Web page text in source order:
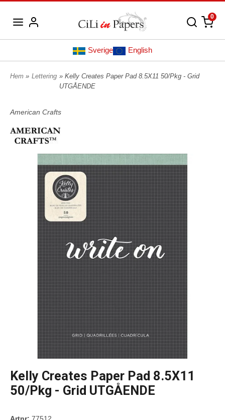
0
Sverige English
Hem » Lettering » Kelly Creates Paper Pad 8.5X11 50/Pkg - Grid
UTGÅENDE
American Crafts
Kelly Creates Paper Pad 8.5X11
50/Pkg - Grid UTGÅENDE